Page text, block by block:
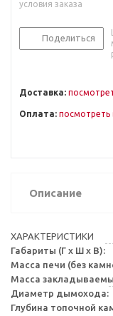
условия заказа
Поделиться
Доставка:
Оплата: посмотреть
Описание
ХАРАКТЕРИСТИКИ
Габариты (Г х Ш х В):
Масса печи (без
Масса
Диаметр дымохода:
Глубина топочной